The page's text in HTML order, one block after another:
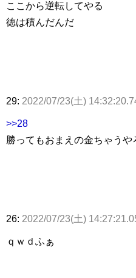
ここから逆転してやる
徳は積んだんだ
29: 2022/07/23(土)
>>28
勝ってもおまえの金ちゃうや
26: 2022/07/23(土)
ｑｗｄふぁ